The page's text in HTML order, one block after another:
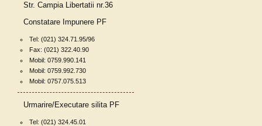
Str. Campia Libertatii nr.36
Constatare Impunere PF
Tel: (021) 324.71.95/96
Fax: (021) 322.40.90
Mobil: 0759.990.141
Mobil: 0759.992.730
Mobil: 0757.075.513
Urmarire/Executare silita PF
Tel: (021) 324.45.01